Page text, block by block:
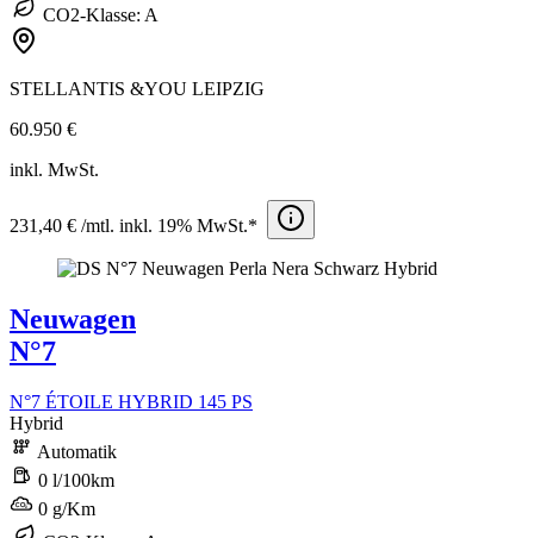
CO2-Klasse: A
STELLANTIS &YOU LEIPZIG
60.950 €
inkl. MwSt.
231,40 € /mtl. inkl. 19% MwSt.*
Neuwagen
N°7
N°7 ÉTOILE HYBRID 145 PS
Hybrid
Automatik
0 l/100km
0 g/Km